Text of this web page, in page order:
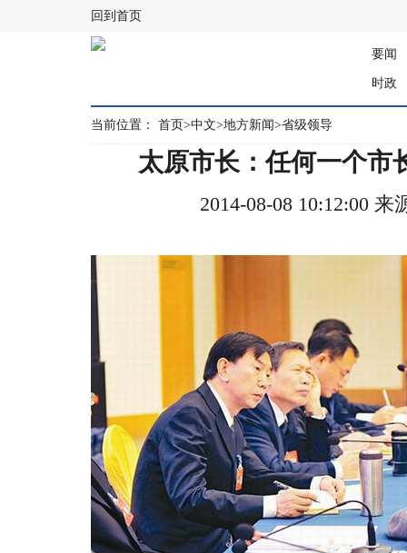
回到首页
要闻
时政
当前位置： 首页>中文>地方新闻>省级领导
太原市长：任何一个市
2014-08-08 10:12:00